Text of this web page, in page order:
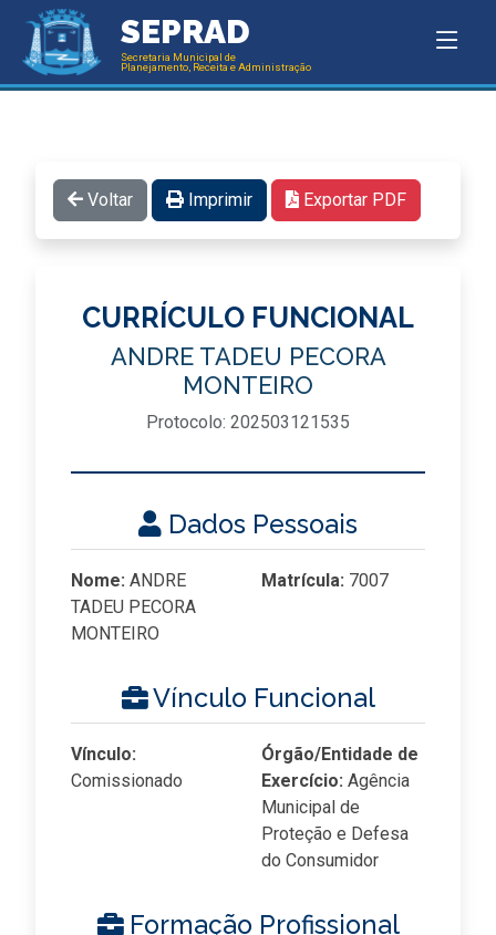
SEPRAD
Secretaria Municipal de
Planejamento, Receita e Administração
Voltar Imprimir Exportar PDF
CURRÍCULO FUNCIONAL
ANDRE TADEU PECORA
MONTEIRO
Protocolo: 202503121535
Dados Pessoais
Nome: ANDRE
TADEU PECORA
MONTEIRO
Matrícula: 7007
Vínculo Funcional
Vínculo:
Comissionado
Órgão/Entidade de
Exercício: Agência
Municipal de
Proteção e Defesa
do Consumidor
Formação Profissional